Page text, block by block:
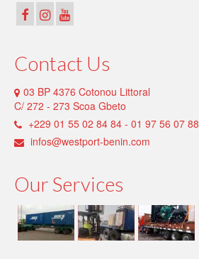
Contact Us
03 BP 4376 Cotonou Littoral
C/ 272 - 273 Scoa Gbeto
+229 01 55 02 84 84 - 01 97 56 07 88
infos@westport-benin.com
Our Services